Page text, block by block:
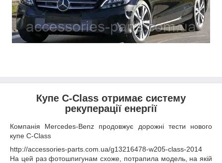
Купе C-Class отримає систему
рекуперації енергії
Компанія Mercedes-Benz продовжує дорожні тести нового
купе C-Class
http://accessories-parts.com.ua/g13216478-w205-class-2014
На цей раз фотошпигунам схоже, потрапила модель, на якій